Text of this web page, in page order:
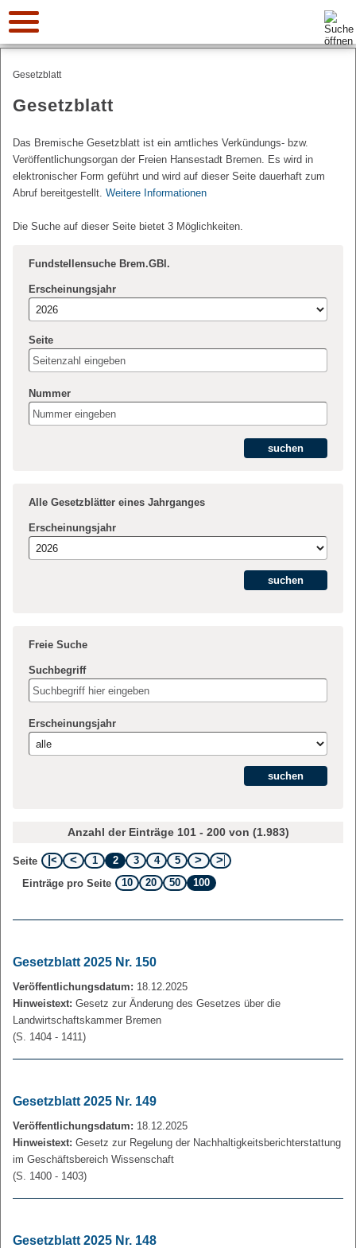
Suche:
Gesetzblatt
Gesetzblatt
Das Bremische Gesetzblatt ist ein amtliches Verkündungs- bzw.
Veröffentlichungsorgan der Freien Hansestadt Bremen. Es wird in
elektronischer Form geführt und wird auf dieser Seite dauerhaft zum
Abruf bereitgestellt. Weitere Informationen
Die Suche auf dieser Seite bietet 3 Möglichkeiten.
Fundstellensuche Brem.GBl.
Erscheinungsjahr
Seite
Nummer
Alle Gesetzblätter eines Jahrganges
Erscheinungsjahr
Freie Suche
Suchbegriff
Erscheinungsjahr
Anzahl der Einträge 101 - 200 von (1.983)
Seite 1 2 3 4
5
Einträge pro Seite
10 20 50 100
Gesetzblatt 2025 Nr. 150
Veröffentlichungsdatum: 18.12.2025
Hinweistext: Gesetz zur Änderung des Gesetzes über die
Landwirtschaftskammer Bremen
(S. 1404 - 1411)
Gesetzblatt 2025 Nr. 149
Veröffentlichungsdatum: 18.12.2025
Hinweistext: Gesetz zur Regelung der Nachhaltigkeitsberichterstattung
im Geschäftsbereich Wissenschaft
(S. 1400 - 1403)
Gesetzblatt 2025 Nr. 148